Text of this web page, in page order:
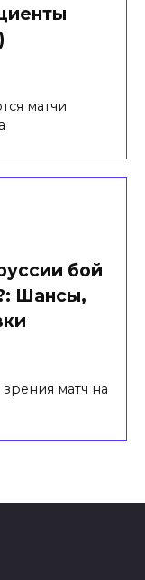
матчи
бой
Шансы,
матч на